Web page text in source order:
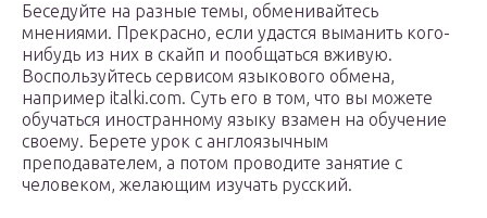
Беседуйте на разные темы, обменивайтесь
мнениями. Прекрасно, если удастся выманить кого-
нибудь из них в скайп и пообщаться вживую.
Воспользуйтесь сервисом языкового обмена,
например italki.com. Суть его в том, что вы можете
обучаться иностранному языку взамен на обучение
своему. Берете урок с англоязычным
преподавателем, а потом проводите занятие с
человеком, желающим изучать русский.